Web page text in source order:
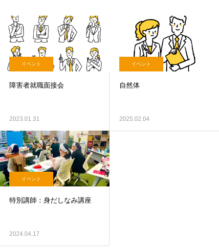
イベント
障害者就職面接会
2023.01.31
イベント
自然体
2025.02.04
イベント
特別講師：身だしなみ講座
2024.04.17